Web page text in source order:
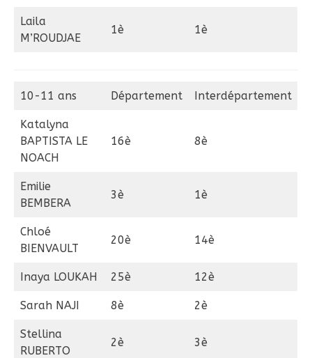
Laila
M’ROUDJAE
1è 1è
10-11 ans Département Interdépartement
Katalyna
BAPTISTA LE
NOACH
16è 8è
Emilie
BEMBERA
3è 1è
Chloé
BIENVAULT
20è 14è
Inaya LOUKAH 25è 12è
Sarah NAJI 8è 2è
Stellina
RUBERTO
2è 3è